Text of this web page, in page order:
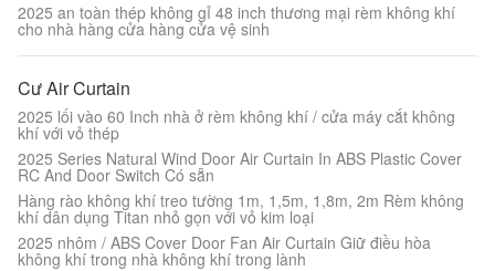
2025 an toàn thép không gỉ 48 inch thương mại rèm không khí
cho nhà hàng cửa hàng cửa vệ sinh
Cư Air Curtain
2025 lối vào 60 Inch nhà ở rèm không khí / cửa máy cắt không
khí với vỏ thép
2025 Series Natural Wind Door Air Curtain In ABS Plastic Cover
RC And Door Switch Có sẵn
Hàng rào không khí treo tường 1m, 1,5m, 1,8m, 2m Rèm không
khí dân dụng Titan nhỏ gọn với vỏ kim loại
2025 nhôm / ABS Cover Door Fan Air Curtain Giữ điều hòa
không khí trong nhà không khí trong lành